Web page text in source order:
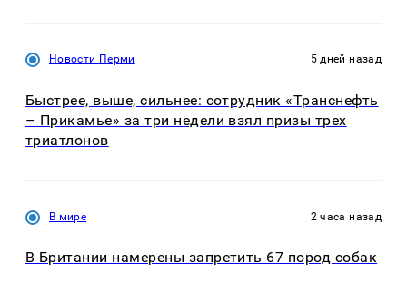
Новости Перми 5 дней назад
Быстрее, выше, сильнее: сотрудник «Транснефть
– Прикамье» за три недели взял призы трех
триатлонов
В мире 2 часа назад
В Британии намерены запретить 67 пород собак